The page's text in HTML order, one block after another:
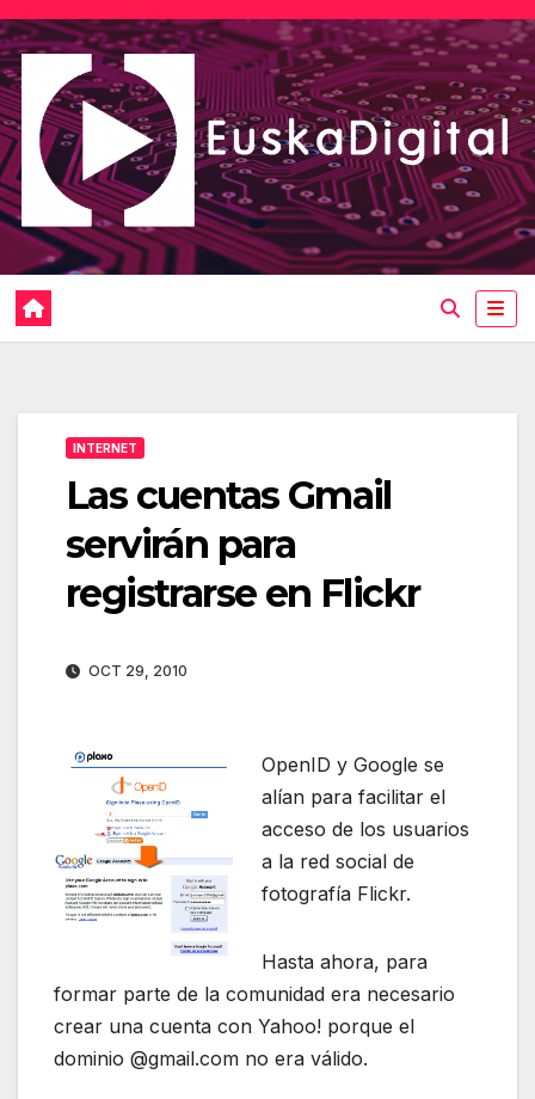
Saltar
al
contenido
INTERNET
Las cuentas Gmail
servirán para
registrarse en Flickr
OCT 29, 2010
OpenID y Google se
alían para facilitar el
acceso de los usuarios
a la red social de
fotografía Flickr.
Hasta ahora, para
formar parte de la comunidad era necesario
crear una cuenta con Yahoo! porque el
dominio @gmail.com no era válido.